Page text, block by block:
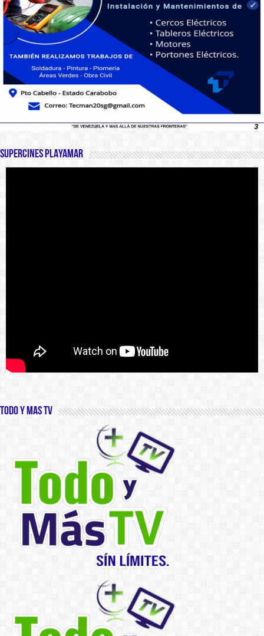
SUPERCINES PLAYAMAR
Todo y Mas TV